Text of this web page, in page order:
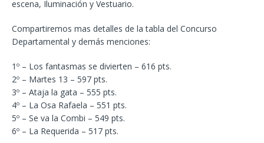
escena, Iluminación y Vestuario.
Compartiremos mas detalles de la tabla del Concurso
Departamental y demás menciones:
1º – Los fantasmas se divierten – 616 pts.
2º – Martes 13 – 597 pts.
3º – Ataja la gata – 555 pts.
4º – La Osa Rafaela – 551 pts.
5º – Se va la Combi – 549 pts.
6º – La Requerida – 517 pts.